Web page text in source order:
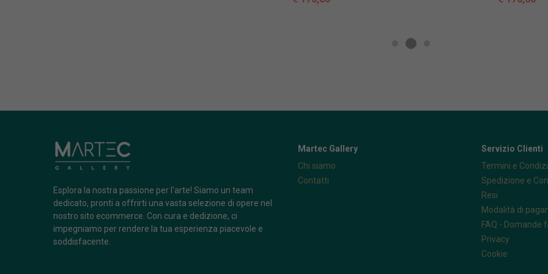
Esplora la nostra passione per l'arte! Siamo un team
dedicato, pronti a offrirti una vasta selezione di opere nel
nostro sito ecommerce. Con cura e dedizione, ci
impegniamo per rendere la tua esperienza piacevole e
soddisfacente.
Martec Gallery
Chi siamo
Contatti
Servizio Clienti
Termini e
Spedizione e
Resi
Modalità di
FAQ - Domande
Privacy
Cookie